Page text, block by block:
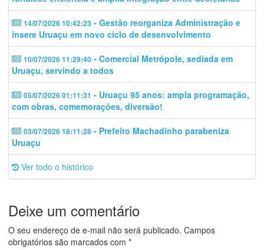
14/07/2026 10:42:23 - Gestão reorganiza Administração e
insere Uruaçu em novo ciclo de desenvolvimento
10/07/2026 11:29:40 - Comercial Metrópole, sediada em
Uruaçu, servindo a todos
05/07/2026 01:11:31 - Uruaçu 95 anos: ampla programação,
com obras, comemorações, diversão!
03/07/2026 18:11:28 - Prefeito Machadinho parabeniza
Uruaçu
Ver todo o histórico
Deixe um comentário
O seu endereço de e-mail não será publicado. Campos
obrigatórios são marcados com *